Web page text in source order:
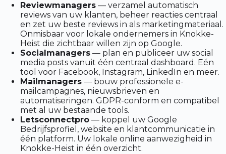
Reviewmanagers — verzamel automatisch
reviews van uw klanten, beheer reacties centraal
en zet uw beste reviews in als marketingmateriaal.
Onmisbaar voor lokale ondernemers in Knokke-
Heist die zichtbaar willen zijn op Google.
Socialmanagers — plan en publiceer uw social
media posts vanuit één centraal dashboard. Eén
tool voor Facebook, Instagram, LinkedIn en meer.
Mailmanagers — bouw professionele e-
mailcampagnes, nieuwsbrieven en
automatiseringen. GDPR-conform en compatibel
met al uw bestaande tools.
Letsconnectpro — koppel uw Google
Bedrijfsprofiel, website en klantcommunicatie in
één platform. Uw lokale online aanwezigheid in
Knokke-Heist in één overzicht.